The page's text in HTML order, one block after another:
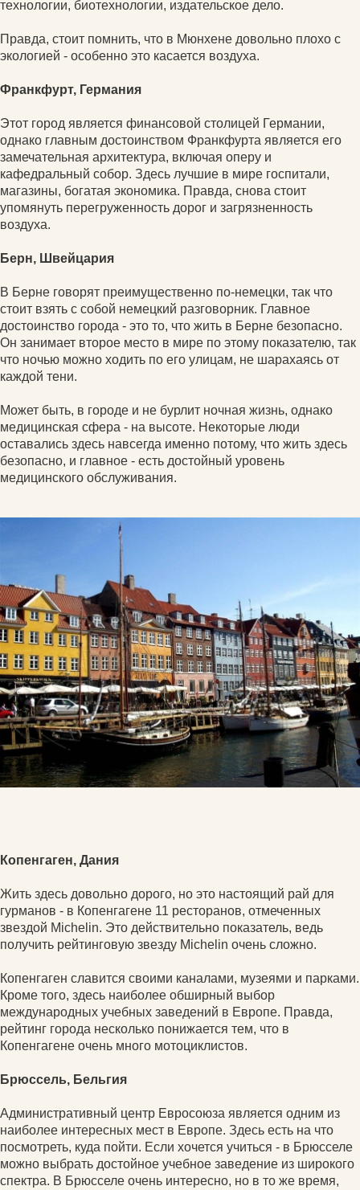
технологии, биотехнологии, издательское дело.
Правда, стоит помнить, что в Мюнхене довольно плохо с
экологией - особенно это касается воздуха.
Франкфурт, Германия
Этот город является финансовой столицей Германии,
однако главным достоинством Франкфурта является его
замечательная архитектура, включая оперу и
кафедральный собор. Здесь лучшие в мире госпитали,
магазины, богатая экономика. Правда, снова стоит
упомянуть перегруженность дорог и загрязненность
воздуха.
Берн, Швейцария
В Берне говорят преимущественно по-немецки, так что
стоит взять с собой немецкий разговорник. Главное
достоинство города - это то, что жить в Берне безопасно.
Он занимает второе место в мире по этому показателю, так
что ночью можно ходить по его улицам, не шарахаясь от
каждой тени.
Может быть, в городе и не бурлит ночная жизнь, однако
медицинская сфера - на высоте. Некоторые люди
оставались здесь навсегда именно потому, что жить здесь
безопасно, и главное - есть достойный уровень
медицинского обслуживания.
Копенгаген, Дания
Жить здесь довольно дорого, но это настоящий рай для
гурманов - в Копенгагене 11 ресторанов, отмеченных
звездой Michelin. Это действительно показатель, ведь
получить рейтинговую звезду Michelin очень сложно.
Копенгаген славится своими каналами, музеями и парками.
Кроме того, здесь наиболее обширный выбор
международных учебных заведений в Европе. Правда,
рейтинг города несколько понижается тем, что в
Копенгагене очень много мотоциклистов.
Брюссель, Бельгия
Административный центр Евросоюза является одним из
наиболее интересных мест в Европе. Здесь есть на что
посмотреть, куда пойти. Если хочется учиться - в Брюсселе
можно выбрать достойное учебное заведение из широкого
спектра. В Брюсселе очень интересно, но в то же время,